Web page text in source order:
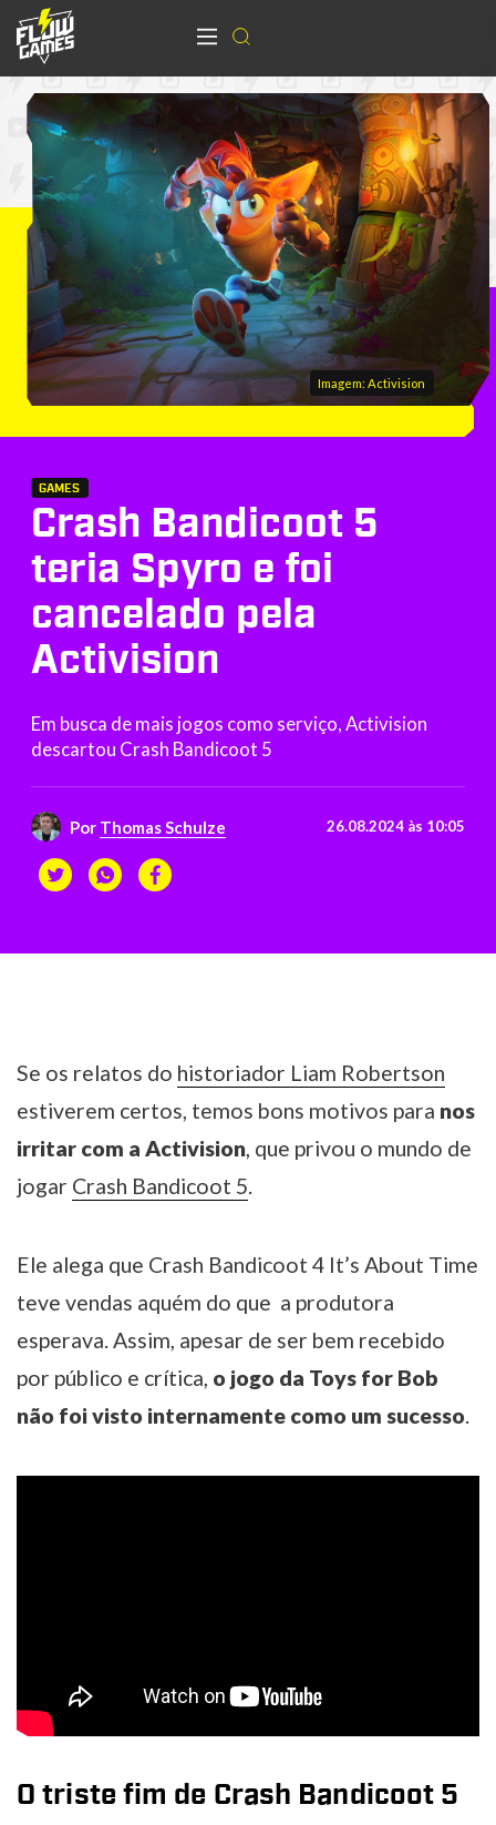
Imagem: Activision
GAMES
Crash Bandicoot 5
teria Spyro e foi
cancelado pela
Activision
Em busca de mais jogos como serviço, Activision
descartou Crash Bandicoot 5
Por Thomas Schulze 26.08.2024 às 10:05
Se os relatos do historiador Liam Robertson
estiverem certos, temos bons motivos para nos
irritar com a Activision , que privou o mundo de
jogar Crash Bandicoot 5
Ele alega que Crash Bandicoot 4 It’s About Time
teve vendas aquém do que a produtora
esperava. Assim, apesar de ser bem recebido
por público e crítica, o jogo da Toys for Bob
não foi visto internamente como um sucesso.
O triste fim de Crash Bandicoot 5